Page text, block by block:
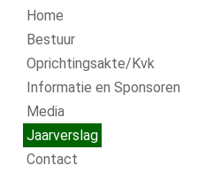
Oprichtingsakte/Kvk
Info
Media
Home
Bestuur
Oprichtingsakte/Kvk
Informatie en Sponsoren
Media
Jaarverslag
Contact